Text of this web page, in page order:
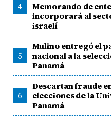
4
Memorando de
incorporará al
israelí
5
Mulino entregó el
nacional a la
Panamá
6
Descartan fraude
elecciones de la
Panamá